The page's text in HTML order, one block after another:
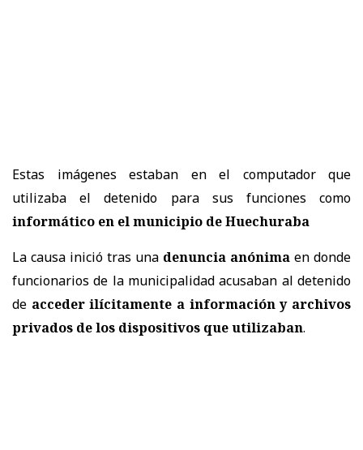
Estas imágenes estaban en el computador que
utilizaba el detenido para sus funciones como
informático en el municipio de Huechuraba
La causa inició tras una denuncia anónima en donde
funcionarios de la municipalidad acusaban al detenido
de acceder ilícitamente a información y archivos
privados de los dispositivos que utilizaban.